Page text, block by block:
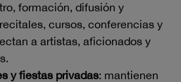
formación, difusión y
cursos, conferencias y
a artistas, aficionados y
y fiestas privadas: mantienen